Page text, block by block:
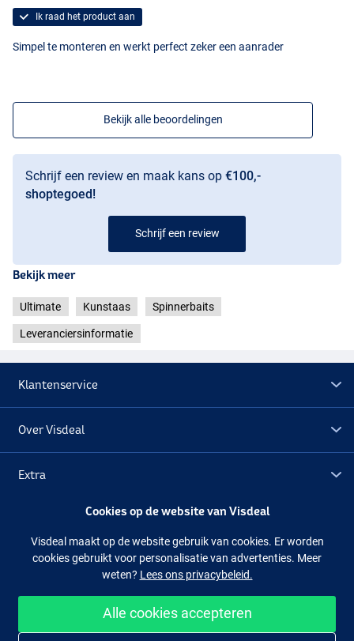
White
Chartreuse
Ik raad het product aan
Simpel te monteren en werkt perfect zeker een aanrader
Bekijk alle beoordelingen
Schrijf een review en maak kans op €100,-
shoptegoed!
Schrijf een review
Bekijk meer
Ultimate Kunstaas Spinnerbaits
Leveranciersinformatie
Klantenservice
Over Visdeal
Extra
Facebook Instagram
Makkelijk en veilig shoppen
Cookies op de website van Visdeal
Visdeal maakt op de website gebruik van cookies. Er worden
cookies gebruikt voor personalisatie van advertenties. Meer
weten? Lees ons privacybeleid.
Alle cookies accepteren